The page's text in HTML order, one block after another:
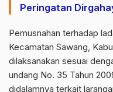
Peringatan
Pemusnahan terhadap
Kecamatan Sawang,
dilaksanakan sesuai
undang No. 35 Tahun
didalamnya terkait